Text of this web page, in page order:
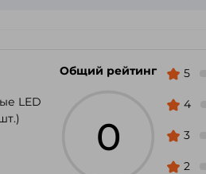
LED
Общий рейтинг
0
5
4
3
2